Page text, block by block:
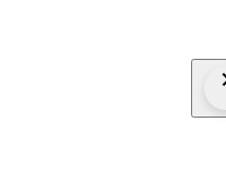
shape of a knife. The